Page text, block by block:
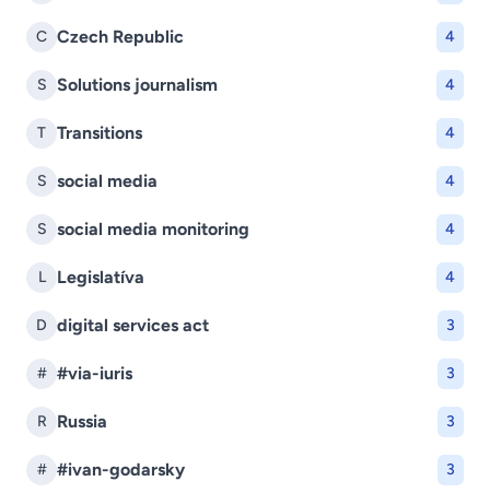
C Czech Republic 4
S Solutions journalism 4
T Transitions 4
S social media 4
S social media monitoring 4
L Legislatíva 4
D digital services act 3
# #via-iuris 3
R Russia 3
# #ivan-godarsky 3